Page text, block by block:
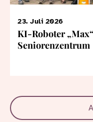
23. Juli 2026
KI-Roboter
Seniorenzentrum